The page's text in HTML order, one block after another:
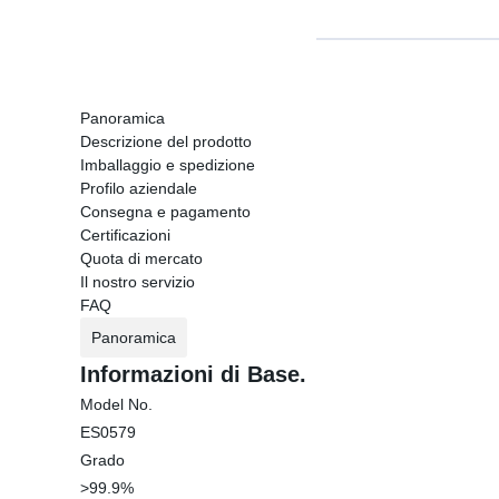
Panoramica
Descrizione del prodotto
Imballaggio e spedizione
Profilo aziendale
Consegna e pagamento
Certificazioni
Quota di mercato
Il nostro servizio
FAQ
Panoramica
Informazioni di Base.
Model No.
ES0579
Grado
>99.9%